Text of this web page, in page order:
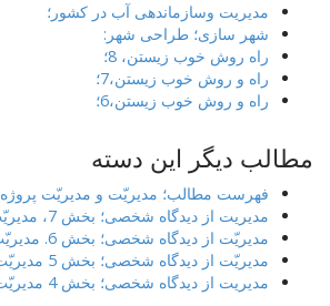
مدیریت وسازماندهی آب در کشور؛
شهر سازی؛ طراحی شهر:
راه روش خوب زیستن، 8؛
راه و روش خوب زیستن،7؛
راه و روش خوب زیستن،6؛
مطالب دیگر این دسته
فهرست مطالب؛ مدیریّت و مدیریّت پروژه
مدیریت از دیدگاه شخصی؛ بخش 7، مدیریّت بدن؛ قسمت چهارم
مدیریّت از دیدگاه شخصی؛ بخش 6. مدیریّت بدن قسمت سوّم
مدیریّت از دیدگاه شخصی؛ بخش 5 مدیریّت بدن خود قسمت دوّم
مدیریت از دیدگاه شخصی؛ بخش 4 مدیریّت بدن خود قسمت اوّل